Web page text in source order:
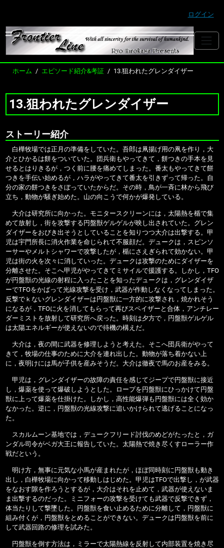
ログイン
ホーム エピソード紹介&考証 13.狙われたグレンダイザー
13.狙われたグレンダイザー
ストーリー紹介
白樺牧場では正月の準備をしていた。吾郎は凧揚げ用の凧を作り，大
介とひかるは餅をついていた。団兵衛もやってきて，餅つきの手本を見
せるとはりきるが，つく前に腰を痛めてしまった。番太もやってきて餅
つきを手伝い始めるが，ハラがやってきて番太を引きずって帰った。自
分の家の餅つきをさぼっていたからだ。その時，鳥が一斉に林から飛び
立ち，動物が騒ぎ始めた。山の向こうで何かが爆発している。
大介は研究所に向かった。モニタースクリーンには，太陽熱を楯で集
めて放射し，街を攻撃する円盤獣ゲルゲルが映し出されていた。グレン
ダイザーをおびき出そうとしていることを知りつつ大介は出撃する。甲
児は宇門所長に消火作業を命じられて不服顔だ。デュークは，スピンソ
ーサーやメルトシャワーで攻撃したが，楯にさえぎられて効かない。甲
児は街の火を次々に消していった。デュークは攻撃のためにダイザーを
分離させた。そこへ甲児がやってきてミサイルで援護する。しかし，TFO
が円盤獣の光線の射程に入ったことを知ったデュークは，グレンダイザ
ーでTFOをかばって光線攻撃を受け，武器が作動しなくなってしまった。
反撃でｋないグレンダイザーは円盤獣に一方的に攻撃され，焼かれそう
になるが，TFOに火を消してもらって再びスペイザーと合体，アンチレー
ダーミストを放射して研究所へ戻った。時刻は夕方で，円盤獣ゲルゲル
は太陽エネルギーが使えないので待機の構えだ。
大介は，夜の間に武器を修理しようと考えた。そこへ団兵衛がやって
きて，牧場の仕事のために大介を連れ出した。動物が落ち着かない上
に，夜明けには馬が子供を産みそうだ。大介は徹夜で馬のお産をみる。
甲児は，グレンダイザーの故障の責任を感じてジープで円盤獣に接近
し，爆薬を使って爆破しようとした。ロープを円盤獣にひっかけて円盤
獣に上って爆薬を仕掛けた。しかし，高性能爆弾も円盤獣には全く効か
なかった。逆に，円盤獣の光線攻撃に追いかけられて逃げることになっ
た。
スカルムーン基地では，デュークフリード討伐のめどがたったと，ガ
ンダル司令がベガ大王に報告していた。太陽熱で焼き尽くすローラー作
戦だという。
明け方，無事に元気な小馬が産まれたが，ほぼ同時刻に円盤獣も動き
出し，白樺牧場に向かって移動しはじめた。甲児はTFOで出撃し，が武器
をなおす隙を作ろうとするが，大介はそれを止めて，武器が使えないま
ま出撃するのだった。ミニフォーの攻撃を受けても武器で反撃できず，
体当たりして撃墜した。円盤獣を食い止めるために分離して，円盤獣に
組み付くが，円盤獣をとめることができない。デュークは円盤獣を前に
して武器回路の修理を試みた。
円盤獣を倒す方法は，ミラーで太陽熱線を反射して内部装置を焼き尽